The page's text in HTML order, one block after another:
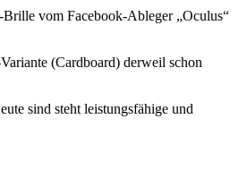
vom Facebook-Ableger „Oculus“
(Cardboard) derweil schon
sind steht leistungsfähige und